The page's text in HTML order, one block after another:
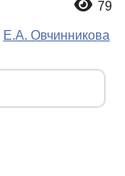
79
Е.А. Овчинникова